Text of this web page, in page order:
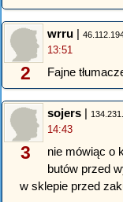
2
wrru |
13:51
Fajne
3
sojers |
14:43
nie mówiąc o
butów przed
w sklepie przed